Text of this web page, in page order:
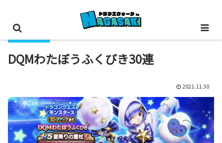
DQMわたぼうふくびき30連
2021.11.30